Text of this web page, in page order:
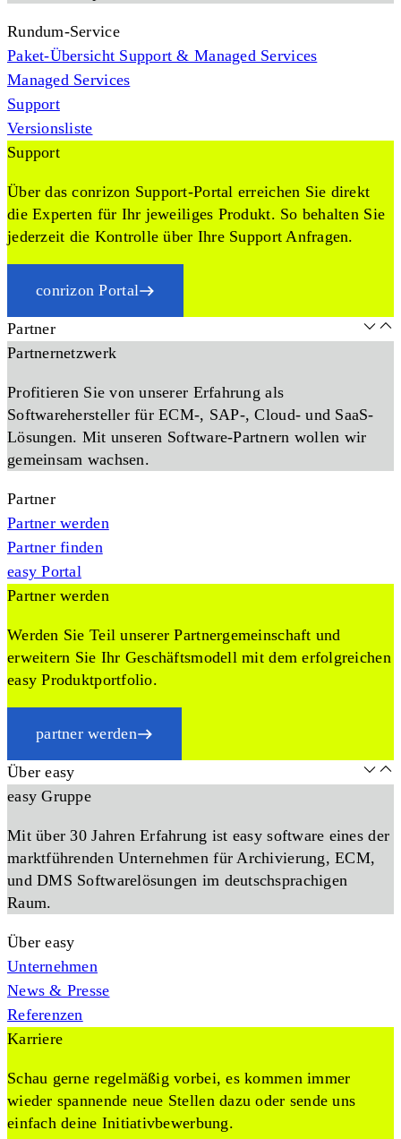
Rundum-Service
Paket-Übersicht Support & Managed Services
Managed Services
Support
Versionsliste
Support
Über das conrizon Support-Portal erreichen Sie direkt
die Experten für Ihr jeweiliges Produkt. So behalten Sie
jederzeit die Kontrolle über Ihre Support Anfragen.
conrizon Portal
Partner
Partnernetzwerk
Profitieren Sie von unserer Erfahrung als
Softwarehersteller für ECM-, SAP-, Cloud- und SaaS-
Lösungen. Mit unseren Software-Partnern wollen wir
gemeinsam wachsen.
Partner
Partner werden
Partner finden
easy Portal
Partner werden
Werden Sie Teil unserer Partnergemeinschaft und
erweitern Sie Ihr Geschäftsmodell mit dem erfolgreichen
easy Produktportfolio.
partner werden
Über easy
easy Gruppe
Mit über 30 Jahren Erfahrung ist easy software eines der
marktführenden Unternehmen für Archivierung, ECM,
und DMS Softwarelösungen im deutschsprachigen
Raum.
Über easy
Unternehmen
News & Presse
Referenzen
Karriere
Schau gerne regelmäßig vorbei, es kommen immer
wieder spannende neue Stellen dazu oder sende uns
einfach deine Initiativbewerbung.